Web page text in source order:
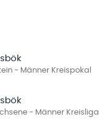
- Männer Kreispokal
- Männer Kreisliga